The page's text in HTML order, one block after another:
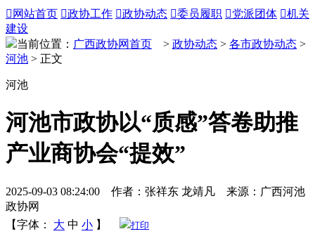
 网站首页 政协工作 政协动态 委员履职 党派团体 机关
建设
当前位置： 广西政协网首页 > 政协动态 > 各市政协动态 >
河池 > 正文
河池
河池市政协以“质感”答卷助推
产业商协会“提效”
2025-09-03 08:24:00 作者：张祥东 龙靖凡 来源：广西河池
政协网
【字体：
大 中 小 】 打印